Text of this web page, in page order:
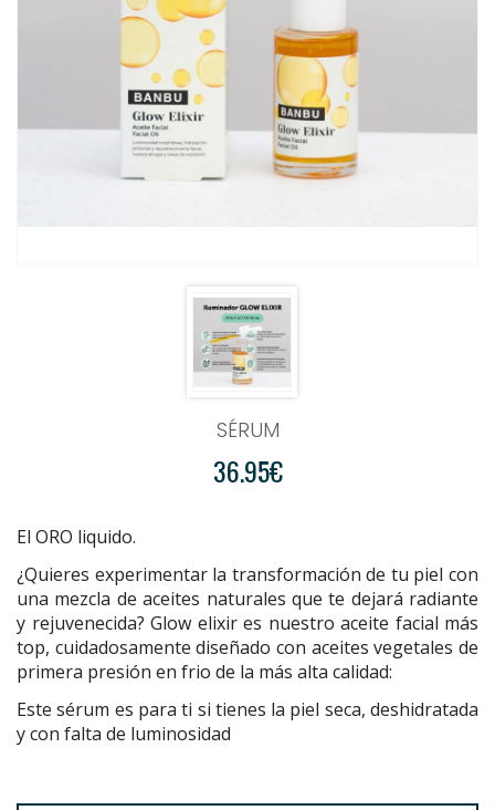
SÉRUM
36.95€
El ORO liquido.
¿Quieres experimentar la transformación de tu piel con
una mezcla de aceites naturales que te dejará radiante
y rejuvenecida? Glow elixir es nuestro aceite facial más
top, cuidadosamente diseñado con aceites vegetales de
primera presión en frio de la más alta calidad:
Este sérum es para ti si tienes la piel seca, deshidratada
y con falta de luminosidad